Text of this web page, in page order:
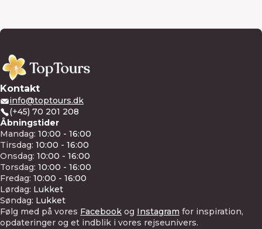
Kontakt
info@toptours.dk
(+45) 70 201 208
Åbningstider
Mandag: 10:00 - 16:00
Tirsdag: 10:00 - 16:00
Onsdag: 10:00 - 16:00
Torsdag: 10:00 - 16:00
Fredag: 10:00 - 16:00
Lørdag: Lukket
Søndag: Lukket
Følg med på vores Facebook og Instagram for inspiration,
opdateringer og et indblik i vores rejseunivers.